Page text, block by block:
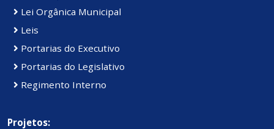
Lei Orgânica Municipal
Leis
Portarias do Executivo
Portarias do Legislativo
Regimento Interno
Projetos: